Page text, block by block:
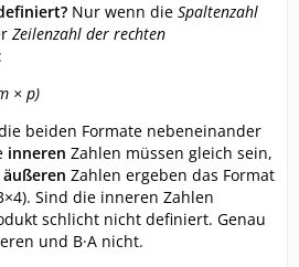
Nur wenn die Spaltenzahl
Zeilenzahl der rechten
× p)
beiden Formate nebeneinander
inneren Zahlen müssen gleich sein,
äußeren Zahlen ergeben das Format
Sind die inneren Zahlen
schlicht nicht definiert. Genau
und B·A nicht.